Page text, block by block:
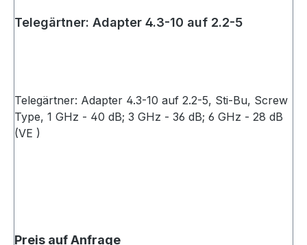
Telegärtner: Adapter 4.3-10 auf 2.2-5
Telegärtner: Adapter 4.3-10 auf 2.2-5, Sti-Bu, Screw
Type, 1 GHz - 40 dB; 3 GHz - 36 dB; 6 GHz - 28 dB
(VE )
Preis auf Anfrage